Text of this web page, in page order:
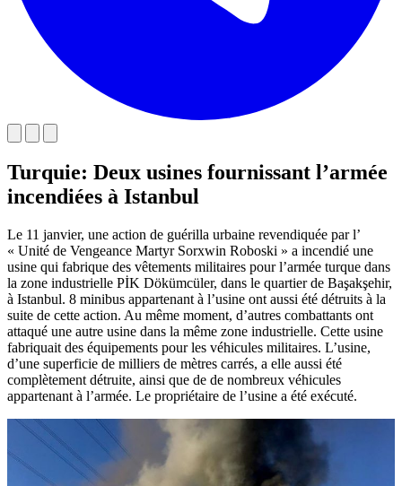
Turquie: Deux usines fournissant l’armée
incendiées à Istanbul
Le 11 janvier, une action de guérilla urbaine revendiquée par l’
« Unité de Vengeance Martyr Sorxwin Roboski » a incendié une
usine qui fabrique des vêtements militaires pour l’armée turque dans
la zone industrielle PİK Dökümcüler, dans le quartier de Başakşehir,
à Istanbul. 8 minibus appartenant à l’usine ont aussi été détruits à la
suite de cette action. Au même moment, d’autres combattants ont
attaqué une autre usine dans la même zone industrielle. Cette usine
fabriquait des équipements pour les véhicules militaires. L’usine,
d’une superficie de milliers de mètres carrés, a elle aussi été
complètement détruite, ainsi que de de nombreux véhicules
appartenant à l’armée. Le propriétaire de l’usine a été exécuté.